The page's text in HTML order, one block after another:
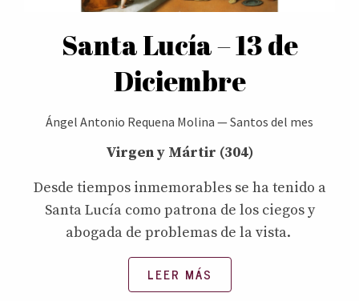
Santa Lucía – 13 de
Diciembre
Ángel Antonio Requena Molina —Santos del mes
Virgen y Mártir (304)
Desde tiempos inmemorables se ha tenido a
Santa Lucía como patrona de los ciegos y
abogada de problemas de la vista.
LEER MÁS